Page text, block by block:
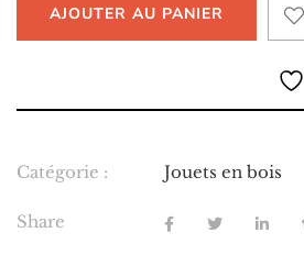
AJOUTER AU PANIER
Catégorie : Jouets en bois
Share